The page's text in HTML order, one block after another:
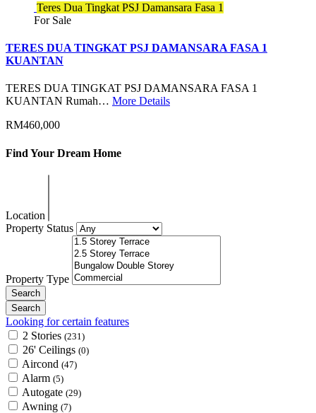
Teres Dua Tingkat PSJ Damansara Fasa 1
For Sale
TERES DUA TINGKAT PSJ DAMANSARA FASA 1
KUANTAN
TERES DUA TINGKAT PSJ DAMANSARA FASA 1
KUANTAN Rumah… More Details
RM460,000
Find Your Dream Home
Location
Property Status
Property Type
Looking for certain features
2 Stories (231)
26' Ceilings (0)
Aircond (47)
Alarm (5)
Autogate (29)
Awning (7)